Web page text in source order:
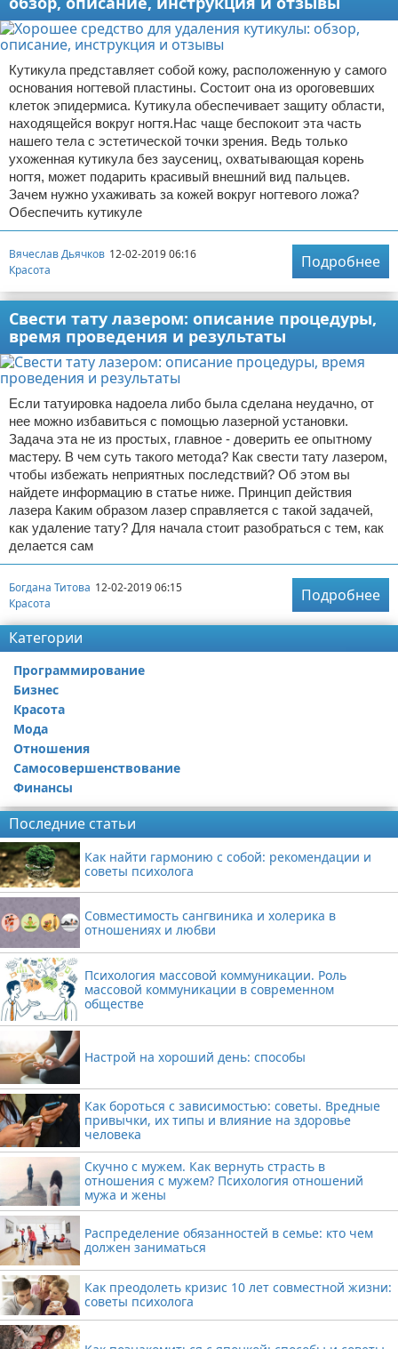
Кутикула представляет собой кожу, расположенную у самого
основания ногтевой пластины. Состоит она из ороговевших
клеток эпидермиса. Кутикула обеспечивает защиту области,
находящейся вокруг ногтя.Нас чаще беспокоит эта часть
нашего тела с эстетической точки зрения. Ведь только
ухоженная кутикула без заусениц, охватывающая корень
ногтя, может подарить красивый внешний вид пальцев.
Зачем нужно ухаживать за кожей вокруг ногтевого ложа?
Обеспечить кутикуле
Вячеслав Дьячков 12-02-2019 06:16
Красота
Подробнее
Свести тату лазером: описание процедуры,
время проведения и результаты
Если татуировка надоела либо была сделана неудачно, от
нее можно избавиться с помощью лазерной установки.
Задача эта не из простых, главное - доверить ее опытному
мастеру. В чем суть такого метода? Как свести тату лазером,
чтобы избежать неприятных последствий? Об этом вы
найдете информацию в статье ниже. Принцип действия
лазера Каким образом лазер справляется с такой задачей,
как удаление тату? Для начала стоит разобраться с тем, как
делается сам
Богдана Титова 12-02-2019 06:15
Красота
Подробнее
Категории
Программирование
Бизнес
Красота
Мода
Отношения
Самосовершенствование
Финансы
Последние статьи
Как найти гармонию с собой: рекомендации и
советы психолога
Совместимость сангвиника и холерика в
отношениях и любви
Психология массовой коммуникации. Роль
массовой коммуникации в современном
обществе
Настрой на хороший день: способы
Как бороться с зависимостью: советы. Вредные
привычки, их типы и влияние на здоровье
человека
Скучно с мужем. Как вернуть страсть в
отношения с мужем? Психология отношений
мужа и жены
Распределение обязанностей в семье: кто чем
должен заниматься
Как преодолеть кризис 10 лет совместной жизни:
советы психолога